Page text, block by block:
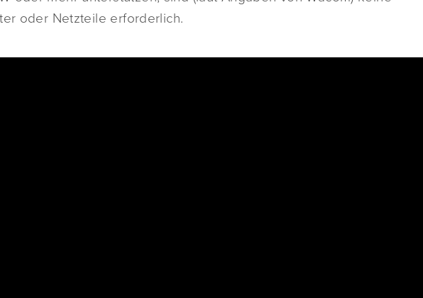
oder Netzteile erforderlich.